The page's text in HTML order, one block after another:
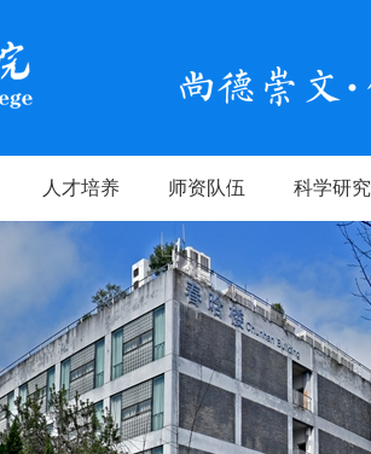
人才培养 师资队伍 科学研究